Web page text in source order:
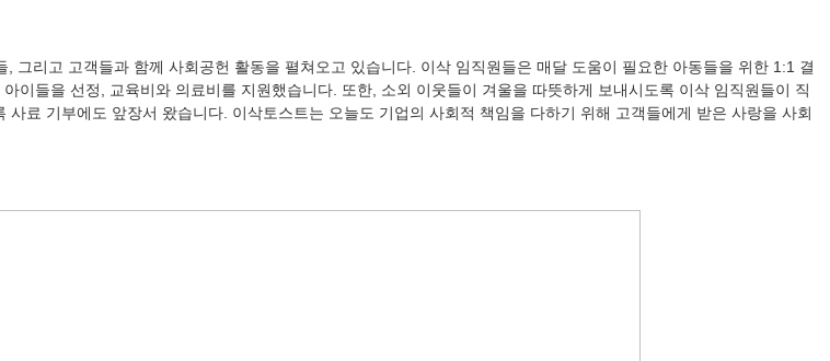
그리고 고객들과 함께 사회공헌 활동을 펼쳐오고 있습니다. 이삭 임직원들은 매달 도움이 필요한 아동들을 위한 1:1 결
이들을 선정, 교육비와 의료비를 지원했습니다. 또한, 소외 이웃들이 겨울을 따뜻하게 보내시도록 이삭 임직원들이 직
료 기부에도 앞장서 왔습니다. 이삭토스트는 오늘도 기업의 사회적 책임을 다하기 위해 고객들에게 받은 사랑을 사회